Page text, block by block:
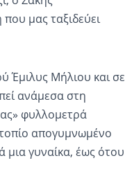
μας ταξιδεύει
Έμιλυς Μήλιου και σε
ανάμεσα στη
φυλλομετρά
τοπίο απογυμνωμένο
μια γυναίκα, έως ότου